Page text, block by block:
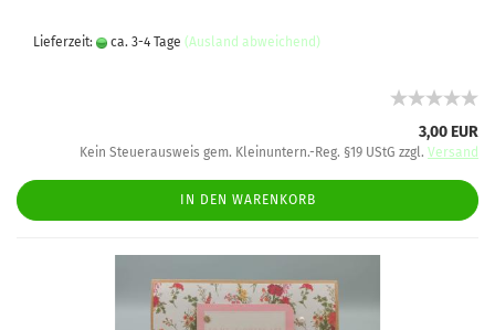
Lieferzeit: ca. 3-4 Tage (Ausland abweichend)
3,00 EUR
Kein Steuerausweis gem. Kleinuntern.-Reg. §19 UStG zzgl. Versand
IN DEN WARENKORB